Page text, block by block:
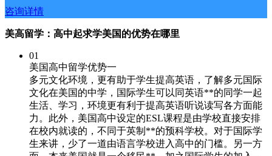
咨询详情
美高留学：高中起求学美国的优势在哪里
01
美国高中留学优势一
多元文化环境，更有助于学生提高英语，了解多元国际
文化在美国的中学，国际学生可以同英语**的同学一起
生活、学习，环境更有利于提高英语听说读写各方面能
力。此外，美国高中设定的ESL课程是由学校直接安排
在校内就读的，不同于英制**的预科学校。对于国际学
生来讲，少了一道由语言学校进入高中的门槛。另一方